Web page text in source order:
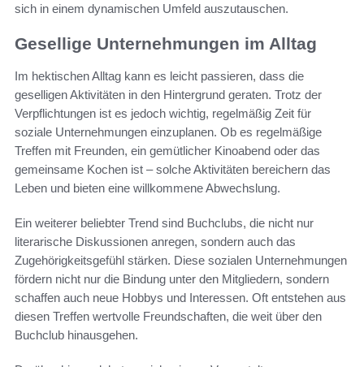
sich in einem dynamischen Umfeld auszutauschen.
Gesellige Unternehmungen im Alltag
Im hektischen Alltag kann es leicht passieren, dass die
geselligen Aktivitäten in den Hintergrund geraten. Trotz der
Verpflichtungen ist es jedoch wichtig, regelmäßig Zeit für
soziale Unternehmungen einzuplanen. Ob es regelmäßige
Treffen mit Freunden, ein gemütlicher Kinoabend oder das
gemeinsame Kochen ist – solche Aktivitäten bereichern das
Leben und bieten eine willkommene Abwechslung.
Ein weiterer beliebter Trend sind Buchclubs, die nicht nur
literarische Diskussionen anregen, sondern auch das
Zugehörigkeitsgefühl stärken. Diese sozialen Unternehmungen
fördern nicht nur die Bindung unter den Mitgliedern, sondern
schaffen auch neue Hobbys und Interessen. Oft entstehen aus
diesen Treffen wertvolle Freundschaften, die weit über den
Buchclub hinausgehen.